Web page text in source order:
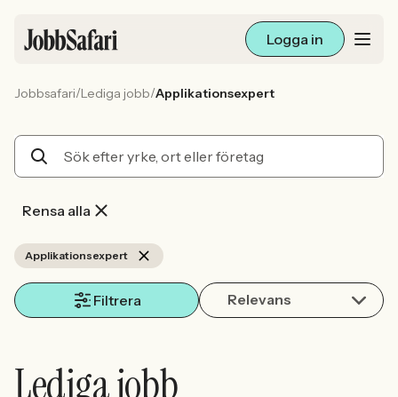
Logga in
Arbetsliv och karriär
Sök med AI
Jobbsafari/Lediga jobb/Applikationsexpert
Rensa alla
Applikationsexpert
Filtrera Relevans
Lediga jobb